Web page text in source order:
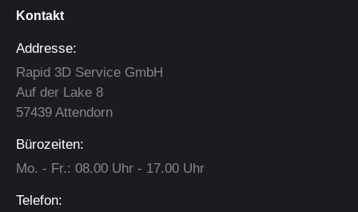
Kontakt
Addresse:
Rapid 3D Service GmbH
Auf der Lake 8
57439 Attendorn
Bürozeiten:
Mo. - Fr.: 08.00 Uhr - 17.00 Uhr
Telefon: